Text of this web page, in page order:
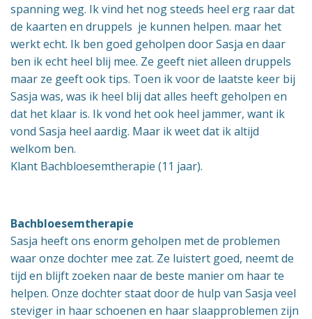
spanning weg. Ik vind het nog steeds heel erg raar dat
de kaarten en druppels je kunnen helpen. maar het
werkt echt. Ik ben goed geholpen door Sasja en daar
ben ik echt heel blij mee. Ze geeft niet alleen druppels
maar ze geeft ook tips. Toen ik voor de laatste keer bij
Sasja was, was ik heel blij dat alles heeft geholpen en
dat het klaar is. Ik vond het ook heel jammer, want ik
vond Sasja heel aardig. Maar ik weet dat ik altijd
welkom ben.
Klant Bachbloesemtherapie (11 jaar).
Bachbloesemtherapie
Sasja heeft ons enorm geholpen met de problemen
waar onze dochter mee zat. Ze luistert goed, neemt de
tijd en blijft zoeken naar de beste manier om haar te
helpen. Onze dochter staat door de hulp van Sasja veel
steviger in haar schoenen en haar slaapproblemen zijn